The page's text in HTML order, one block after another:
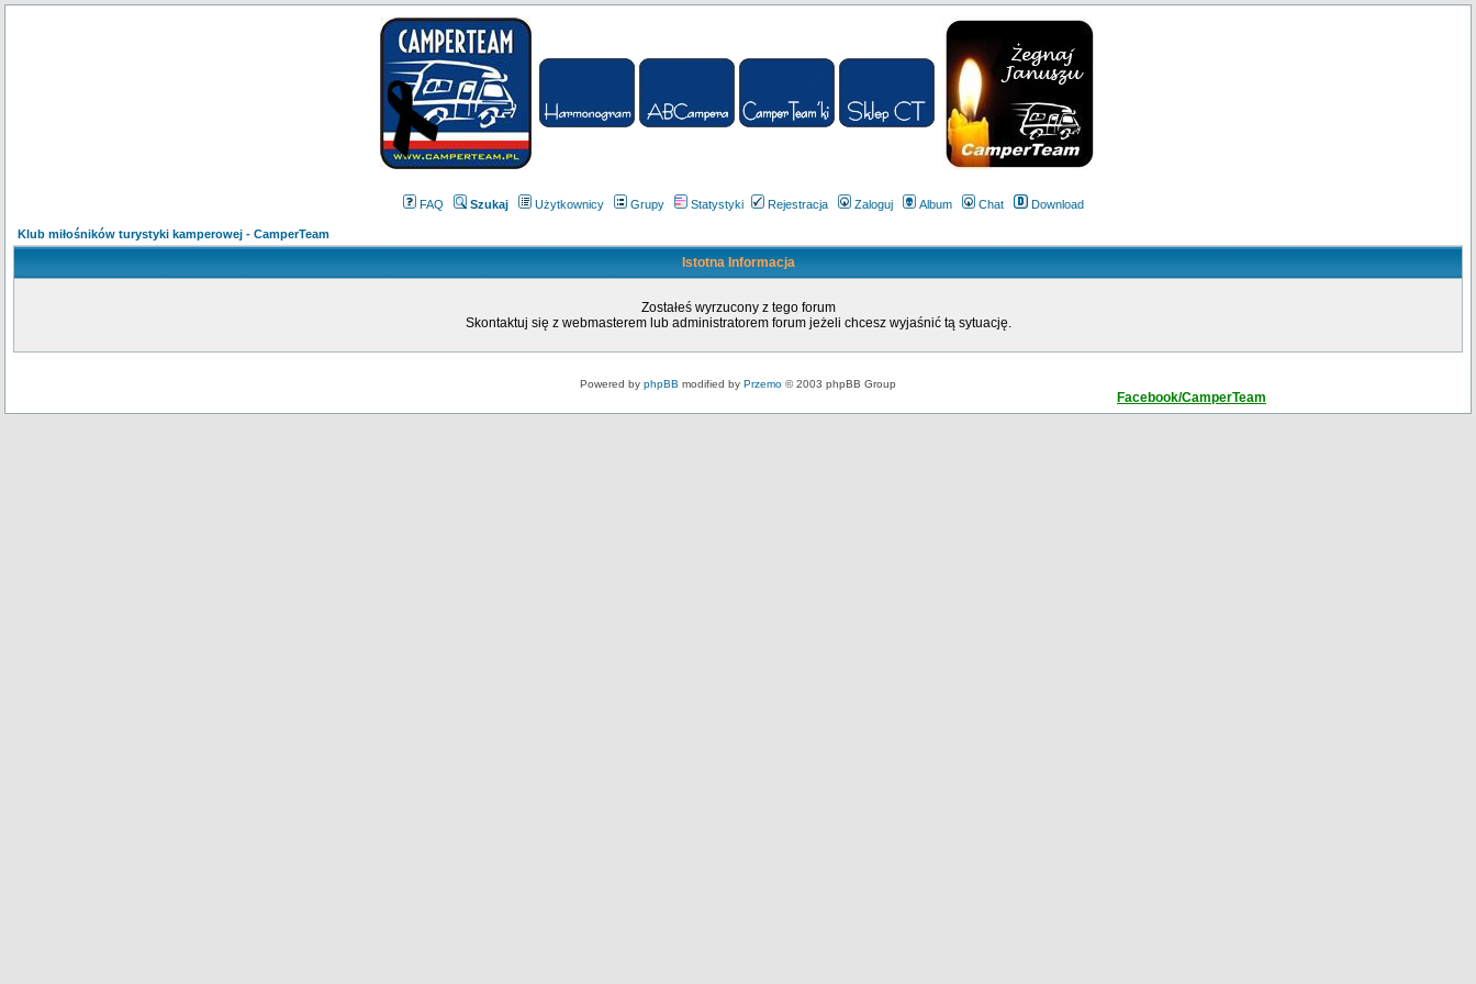
FAQ Szukaj Użytkownicy Grupy Statystyki Rejestracja Zaloguj Album Chat Download
Klub miłośników turystyki kamperowej - CamperTeam
Istotna Informacja
Zostałeś wyrzucony z tego forum
Skontaktuj się z webmasterem lub administratorem forum jeżeli chcesz wyjaśnić tą sytuację.
Powered by phpBB modified by Przemo © 2003 phpBB Group
Facebook/CamperTeam